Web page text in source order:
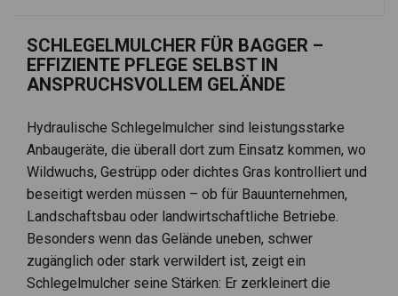
SCHLEGELMULCHER FÜR BAGGER –
EFFIZIENTE PFLEGE SELBST IN
ANSPRUCHSVOLLEM GELÄNDE
Hydraulische Schlegelmulcher sind leistungsstarke
Anbaugeräte, die überall dort zum Einsatz kommen, wo
Wildwuchs, Gestrüpp oder dichtes Gras kontrolliert und
beseitigt werden müssen – ob für Bauunternehmen,
Landschaftsbau oder landwirtschaftliche Betriebe.
Besonders wenn das Gelände uneben, schwer
zugänglich oder stark verwildert ist, zeigt ein
Schlegelmulcher seine Stärken: Er zerkleinert die